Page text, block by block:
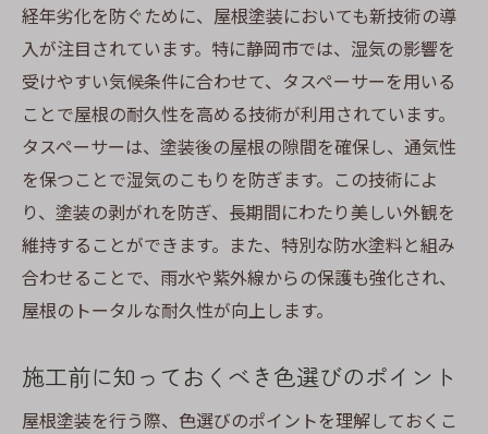
経年劣化を防ぐために、屋根塗装においても新技術の導
入が注目されています。特に静岡市では、湿気の影響を
受けやすい気候条件に合わせて、タスペーサーを用いる
ことで屋根の耐久性を高める技術が利用されています。
タスペーサーは、塗装後の屋根の隙間を確保し、通気性
を保つことで湿気のこもりを防ぎます。この技術によ
り、塗装の剥がれを防ぎ、長期間にわたり美しい外観を
維持することができます。また、特別な防水塗料と組み
合わせることで、雨水や紫外線からの保護も強化され、
屋根のトータルな耐久性が向上します。
施工前に知っておくべき色選びのポイント
屋根塗装を行う際、色選びのポイントを理解しておくこ